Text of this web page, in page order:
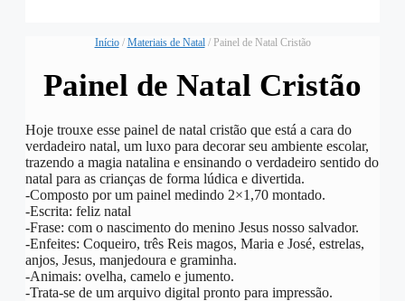
Início/ Materiais de Natal/ Painel de Natal Cristão
Painel de Natal Cristão
️Hoje trouxe esse painel de natal cristão que está a cara do
verdadeiro natal, um luxo para decorar seu ambiente escolar,
trazendo a magia natalina e ensinando o verdadeiro sentido do
natal para as crianças de forma lúdica e divertida.
-Composto por um painel medindo 2×1,70 montado.
-Escrita: feliz natal
-Frase: com o nascimento do menino Jesus nosso salvador.
-Enfeites: Coqueiro, três Reis magos, Maria e José, estrelas,
anjos, Jesus, manjedoura e graminha.
-Animais: ovelha, camelo e jumento.
-Trata-se de um arquivo digital pronto para impressão.